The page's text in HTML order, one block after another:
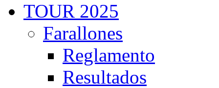
TOUR 2025
Farallones
Reglamento
Resultados